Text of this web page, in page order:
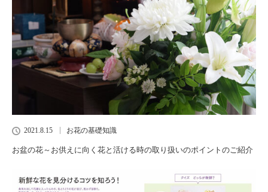
2021.8.15 お花の基礎知識
お盆の花～お供えに向く花と活ける時の取り扱いのポイントのご紹介